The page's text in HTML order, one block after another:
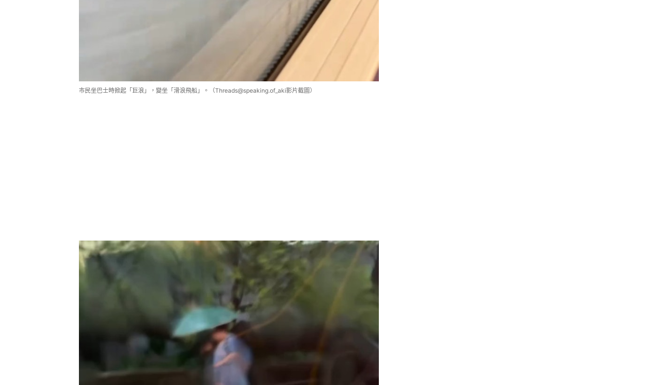
市民坐巴士時掀起「巨浪」，變坐「滑浪飛船」。（Threads@speaking.of_aki影片截圖）